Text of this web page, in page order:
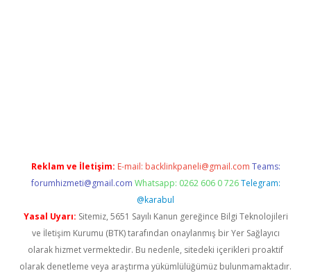
Reklam ve İletişim: E-mail: backlinkpaneli@gmail.com Teams:
forumhizmeti@gmail.com Whatsapp: 0262 606 0 726 Telegram:
@karabul
Yasal Uyarı: Sitemiz, 5651 Sayılı Kanun gereğince Bilgi Teknolojileri
ve İletişim Kurumu (BTK) tarafından onaylanmış bir Yer Sağlayıcı
olarak hizmet vermektedir. Bu nedenle, sitedeki içerikleri proaktif
olarak denetleme veya araştırma yükümlülüğümüz bulunmamaktadır.